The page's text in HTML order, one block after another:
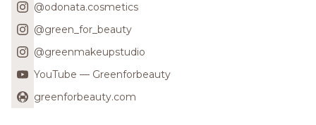
@odonata.cosmetics
@green_for_beauty
@greenmakeupstudio
YouTube — Greenforbeauty
greenforbeauty.com